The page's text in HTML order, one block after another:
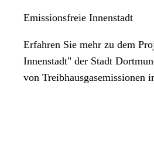
Emissionsfreie Innenstadt
Erfahren Sie mehr zu dem
Innenstadt" der Stadt
von Treibhausgasemissionen